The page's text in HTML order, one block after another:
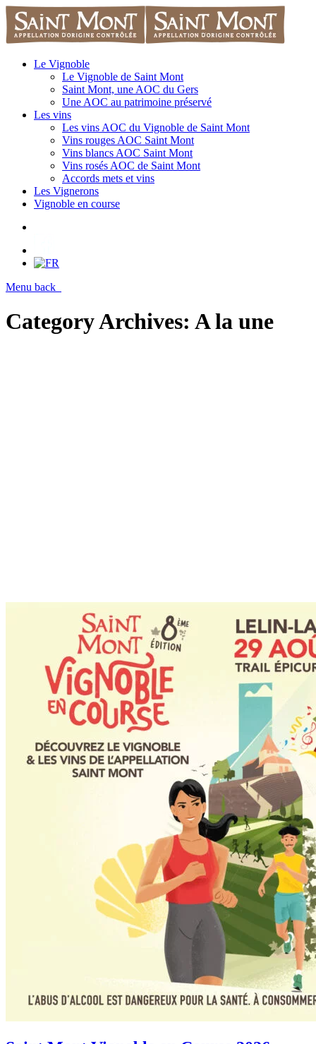
Le Vignoble
Le Vignoble de Saint Mont
Saint Mont, une AOC du Gers
Une AOC au patrimoine préservé
Les vins
Les vins AOC du Vignoble de Saint Mont
Vins rouges AOC Saint Mont
Vins blancs AOC Saint Mont
Vins rosés AOC de Saint Mont
Accords mets et vins
Les Vignerons
Vignoble en course
Menu back
Category Archives: A la une